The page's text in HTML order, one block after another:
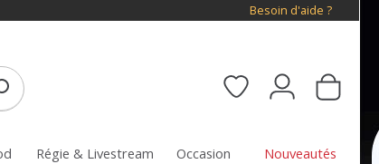
Besoin d'aide ?
Régie & Livestream Occasion Nouveautés